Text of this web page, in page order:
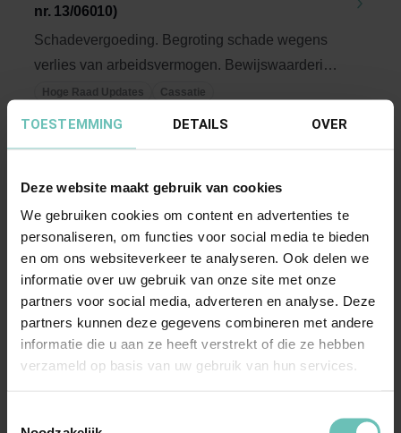
TOESTEMMING DETAILS OVER
Deze website maakt gebruik van cookies
We gebruiken cookies om content en advertenties te
personaliseren, om functies voor social media te bieden
en om ons websiteverkeer te analyseren. Ook delen we
informatie over uw gebruik van onze site met onze
partners voor social media, adverteren en analyse. Deze
partners kunnen deze gegevens combineren met andere
informatie die u aan ze heeft verstrekt of die ze hebben
verzameld op basis van uw gebruik van hun services.
nr. 13/06010)
Schadevergoeding. Begroting schade wegens
verlies van arbeidsvermogen. Bewijswaardering
(art. 152 ...
Hoge Raad Updates Cassatie
Uitspraak Hoge Raad: Aansprakelijkheid voor
gebrekkige opstal (art. 6:174 BW)
(ECLI:NL:HR:2019:412, 22 maart 2019, 18-